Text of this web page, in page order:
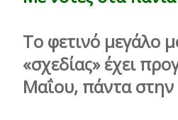
Το φετινό µεγάλο
«σχεδίας» έχει
Μαΐου, πάντα